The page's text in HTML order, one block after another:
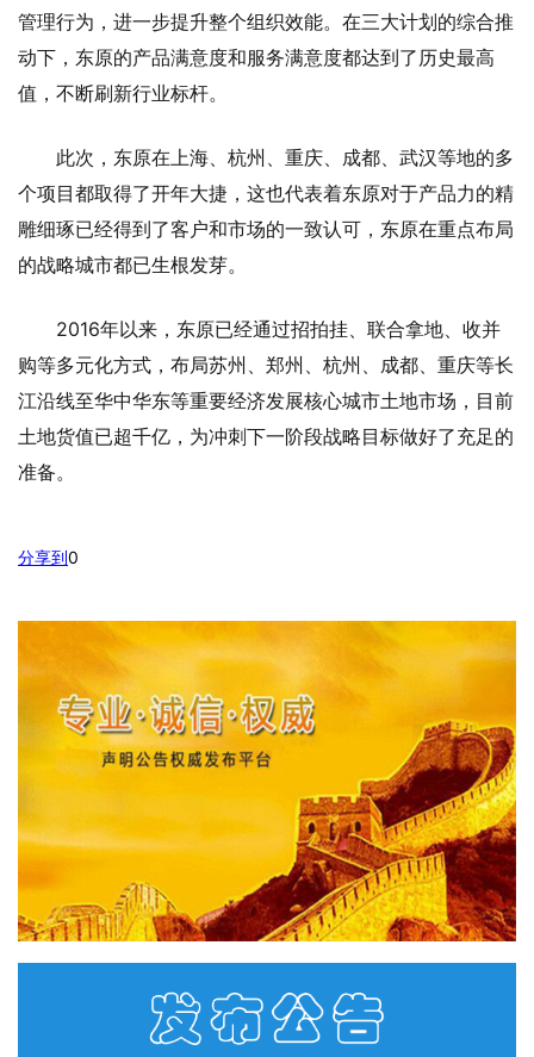
管理行为，进一步提升整个组织效能。在三大计划的综合推
动下，东原的产品满意度和服务满意度都达到了历史最高
值，不断刷新行业标杆。
此次，东原在上海、杭州、重庆、成都、武汉等地的多
个项目都取得了开年大捷，这也代表着东原对于产品力的精
雕细琢已经得到了客户和市场的一致认可，东原在重点布局
的战略城市都已生根发芽。
2016年以来，东原已经通过招拍挂、联合拿地、收并
购等多元化方式，布局苏州、郑州、杭州、成都、重庆等长
江沿线至华中华东等重要经济发展核心城市土地市场，目前
土地货值已超千亿，为冲刺下一阶段战略目标做好了充足的
准备。
分享到0